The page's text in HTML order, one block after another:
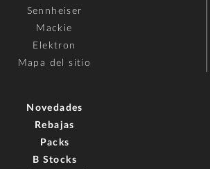
Sennheiser
Mackie
Elektron
Mapa del sitio
Novedades
Rebajas
Packs
B Stocks